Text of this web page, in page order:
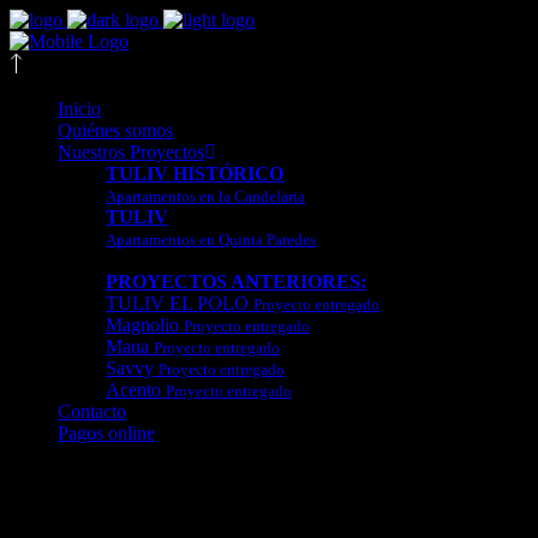
Inicio
Quiénes somos
Nuestros Proyectos
TULIV HISTÓRICO
Apartamentos en la Candelaria
TULIV
Apartamentos en Quinta Paredes
PROYECTOS ANTERIORES:
TULIV EL POLO Proyecto entregado
Magnolio Proyecto entregado
Maua Proyecto entregado
Savvy Proyecto entregado
Acento Proyecto entregado
Contacto
Pagos online